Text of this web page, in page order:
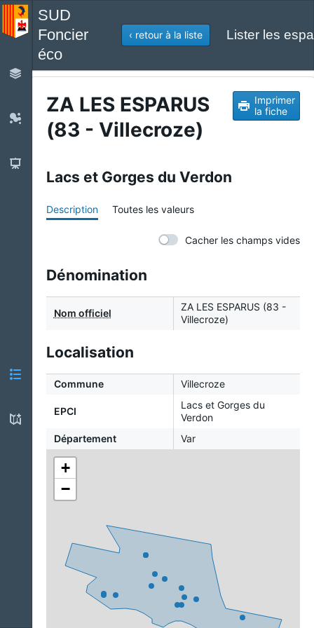
SUD
Foncier
éco
‹ retour à la liste Lister les
ZA LES ESPARUS
(83 - Villecroze)
Imprimer
la fiche
Lacs et Gorges du Verdon
Description Toutes les valeurs
Cacher les champs vides
Dénomination
Nom officiel
ZA LES ESPARUS (83 -
Villecroze)
Localisation
Commune Villecroze
EPCI
Lacs et Gorges du
Verdon
Département
Var
+
−